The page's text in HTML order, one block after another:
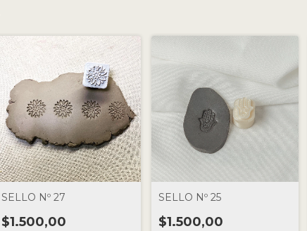
SELLO Nº 27
$1.500,00
SELLO Nº 25
$1.500,00